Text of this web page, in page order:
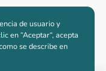
de usuario y
en “Aceptar“, acepta
se describe en